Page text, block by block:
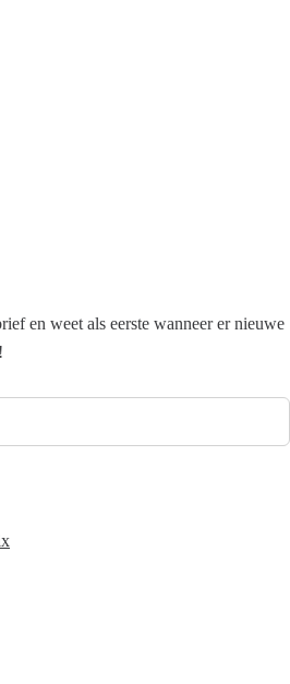
en weet als eerste wanneer er nieuwe